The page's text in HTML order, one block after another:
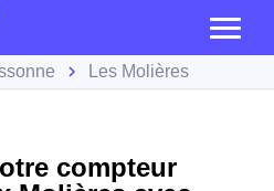
Les Molières